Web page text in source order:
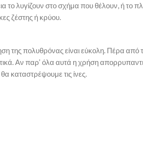
το λυγίζουν στο σχήμα που θέλουν, ή
ζέστης ή κρύου.
της πολυθρόνας είναι εύκολη. Πέρα από
Αν παρ’ όλα αυτά η χρήση
καταστρέψουμε τις ίνες.